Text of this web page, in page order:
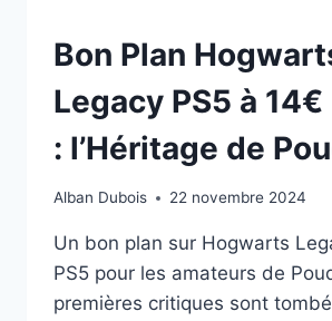
Bon Plan
Legacy PS5 à
: l’Héritage de
Alban Dubois 22 novembre 2024
Un bon plan sur Hogwarts
PS5 pour les amateurs de
premières critiques sont